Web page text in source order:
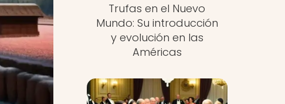
Trufas en el Nuevo
Mundo: Su introducción
y evolución en las
Américas